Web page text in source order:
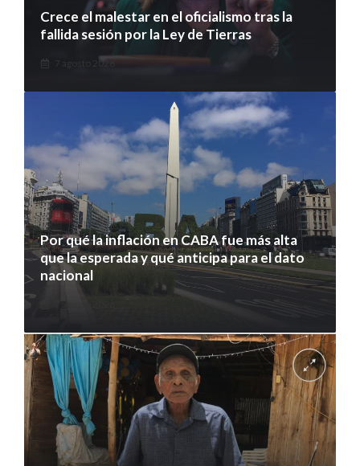
Crece el malestar en el oficialismo tras la
fallida sesión por la Ley de Tierras
7 agosto 2026
Por qué la inflación en CABA fue más alta
que la esperada y qué anticipa para el dato
nacional